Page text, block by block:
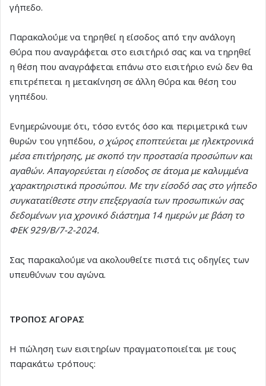
γήπεδο.
Παρακαλούμε να τηρηθεί η είσοδος από την ανάλογη
Θύρα που αναγράφεται στο εισιτήριό σας και να τηρηθεί
η θέση που αναγράφεται επάνω στο εισιτήριο ενώ δεν θα
επιτρέπεται η μετακίνηση σε άλλη Θύρα και θέση του
γηπέδου.
Ενημερώνουμε ότι, τόσο εντός όσο και περιμετρικά των
θυρών του γηπέδου, ο χώρος εποπτεύεται με ηλεκτρονικά
μέσα επιτήρησης, με σκοπό την προστασία προσώπων και
αγαθών. Απαγορεύεται η είσοδος σε άτομα με καλυμμένα
χαρακτηριστικά προσώπου. Με την είσοδό σας στο γήπεδο
συγκατατίθεστε στην επεξεργασία των προσωπικών σας
δεδομένων για χρονικό διάστημα 14 ημερών με βάση το
ΦΕΚ 929/Β/7-2-2024.
Σας παρακαλούμε να ακολουθείτε πιστά τις οδηγίες των
υπευθύνων του αγώνα.
ΤΡΟΠΟΣ ΑΓΟΡΑΣ
Η πώληση των εισιτηρίων πραγματοποιείται με τους
παρακάτω τρόπους: